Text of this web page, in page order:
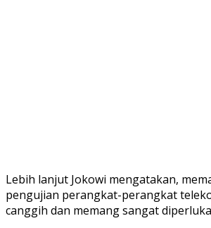
Lebih lanjut Jokowi mengatakan,
pengujian perangkat-perangkat
canggih dan memang sangat